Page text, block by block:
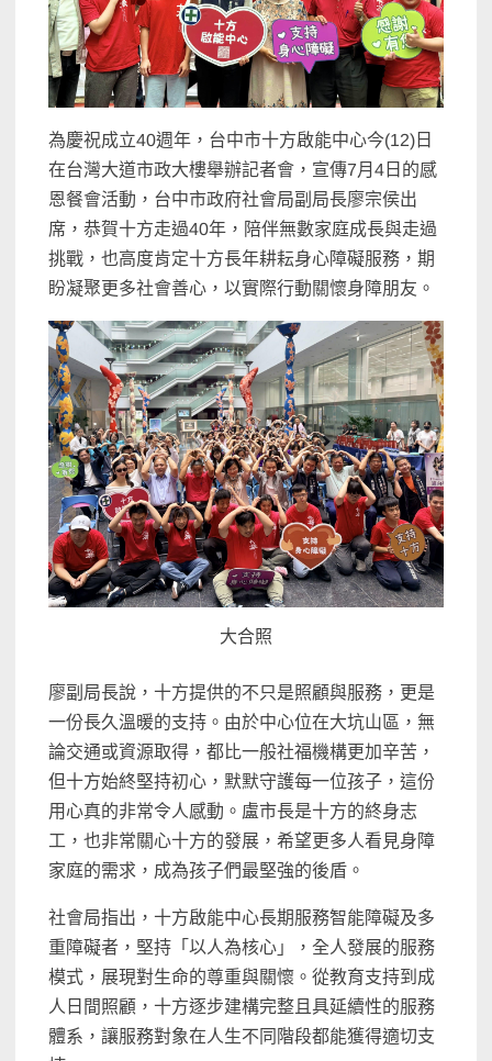
為慶祝成立40週年，台中市十方啟能中心今(12)日
在台灣大道市政大樓舉辦記者會，宣傳7月4日的感
恩餐會活動，台中市政府社會局副局長廖宗侯出
席，恭賀十方走過40年，陪伴無數家庭成長與走過
挑戰，也高度肯定十方長年耕耘身心障礙服務，期
盼凝聚更多社會善心，以實際行動關懷身障朋友。
大合照
廖副局長說，十方提供的不只是照顧與服務，更是
一份長久溫暖的支持。由於中心位在大坑山區，無
論交通或資源取得，都比一般社福機構更加辛苦，
但十方始終堅持初心，默默守護每一位孩子，這份
用心真的非常令人感動。盧市長是十方的終身志
工，也非常關心十方的發展，希望更多人看見身障
家庭的需求，成為孩子們最堅強的後盾。
社會局指出，十方啟能中心長期服務智能障礙及多
重障礙者，堅持「以人為核心」，全人發展的服務
模式，展現對生命的尊重與關懷。從教育支持到成
人日間照顧，十方逐步建構完整且具延續性的服務
體系，讓服務對象在人生不同階段都能獲得適切支